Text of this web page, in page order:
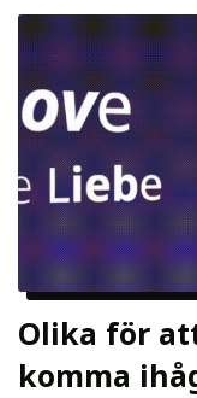
Olika för
komma